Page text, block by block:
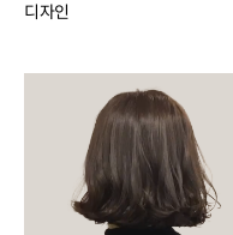
디자인